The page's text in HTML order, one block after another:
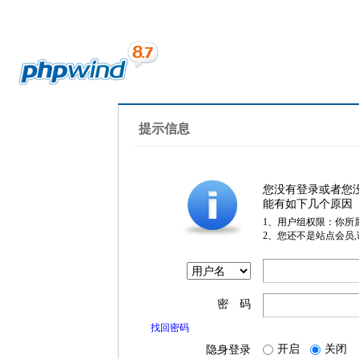
提示信息
您没有登录或者您
能有如下几个原因
1、用户组权限：你所
2、您还不是站点会员
密 码
找回密码
隐身登录 开启 关闭